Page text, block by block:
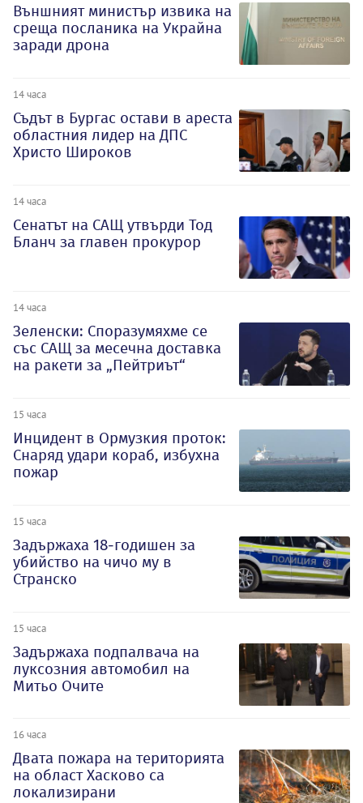
Външният министър извика на
среща посланика на Украйна
заради дрона
14 часа
Съдът в Бургас остави в ареста
областния лидер на ДПС
Христо Широков
14 часа
Сенатът на САЩ утвърди Тод
Бланч за главен прокурор
14 часа
Зеленски: Споразумяхме се
със САЩ за месечна доставка
на ракети за „Пейтриът“
15 часа
Инцидент в Ормузкия проток:
Снаряд удари кораб, избухна
пожар
15 часа
Задържаха 18-годишен за
убийство на чичо му в
Странско
15 часа
Задържаха подпалвача на
луксозния автомобил на
Митьо Очите
16 часа
Двата пожара на територията
на област Хасково са
локализирани